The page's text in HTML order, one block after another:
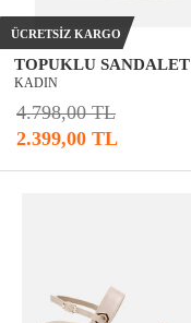
TOPUKLU SANDALET
KADIN
4.798,00 TL
2.399,00 TL
ÜCRETSIZ KARGO